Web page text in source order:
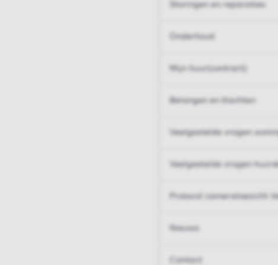
Storingen en reparaties
Onderhoud
Mijn huur(contract)
Belangen en klachten
Veelgestelde vragen
Veelgestelde vragen
Protocol cameratoezicht
Nieuws
Contact